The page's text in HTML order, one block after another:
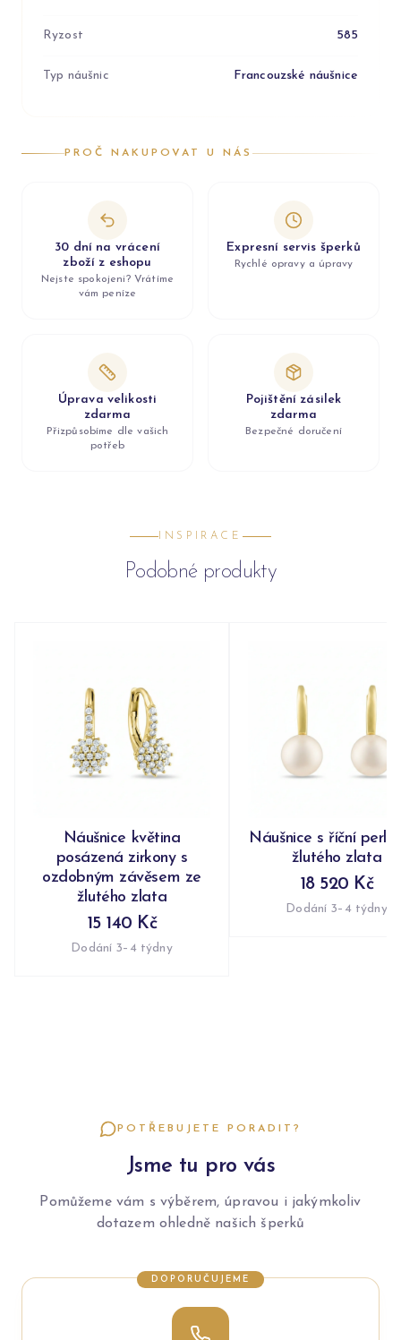
Ryzost 585
Typ náušnic Francouzské náušnice
PROČ NAKUPOVAT U NÁS
30 dní na vrácení
zboží z eshopu
Nejste spokojeni? Vrátíme
vám peníze
Expresní servis šperků
Rychlé opravy a úpravy
Úprava velikosti
zdarma
Přizpůsobíme dle vašich
potřeb
Pojištění zásilek
zdarma
Bezpečné doručení
INSPIRACE
Podobné produkty
Náušnice květina
posázená zirkony s
ozdobným závěsem ze
žlutého zlata
15 140 Kč
Dodání 3–4 týdny
Náušnice s říční
žlutého zlata
18 520 Kč
Dodání 3–4 týdny
POTŘEBUJETE PORADIT?
Jsme tu pro vás
Pomůžeme vám s výběrem, úpravou i jakýmkoliv
dotazem ohledně našich šperků
DOPORUČUJEME